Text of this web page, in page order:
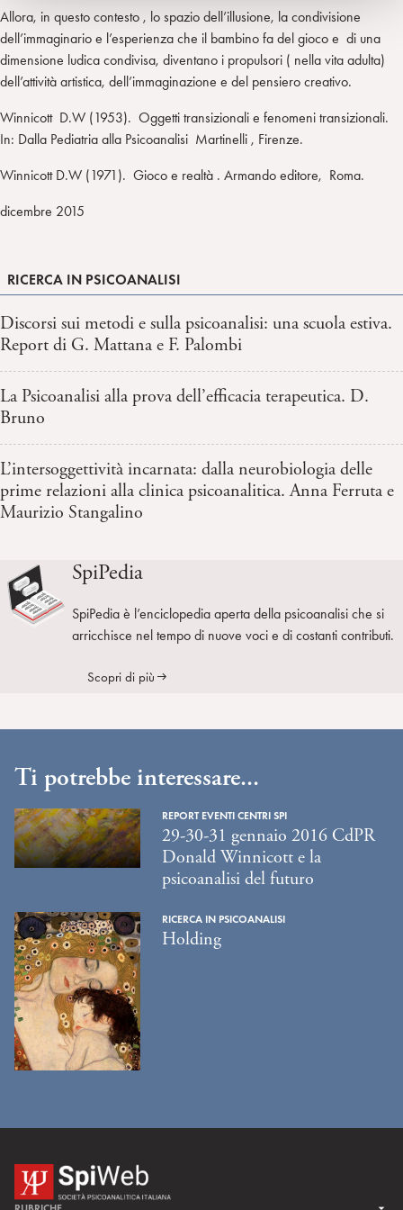
Allora, in questo contesto , lo spazio dell’illusione, la condivisione
dell’immaginario e l’esperienza che il bambino fa del gioco e di una
dimensione ludica condivisa, diventano i propulsori ( nella vita adulta)
dell’attività artistica, dell’immaginazione e del pensiero creativo.
Winnicott D.W (1953). Oggetti transizionali e fenomeni transizionali.
In: Dalla Pediatria alla Psicoanalisi Martinelli , Firenze.
Winnicott D.W (1971). Gioco e realtà . Armando editore, Roma.
dicembre 2015
RICERCA IN PSICOANALISI
Discorsi sui metodi e sulla psicoanalisi: una scuola estiva.
Report di G. Mattana e F. Palombi
La Psicoanalisi alla prova dell’efficacia terapeutica. D.
Bruno
L’intersoggettività incarnata: dalla neurobiologia delle
prime relazioni alla clinica psicoanalitica. Anna Ferruta e
Maurizio Stangalino
SpiPedia
SpiPedia è l’enciclopedia aperta della psicoanalisi che si
arricchisce nel tempo di nuove voci e di costanti contributi.
Scopri di più
Ti potrebbe interessare...
REPORT EVENTI CENTRI SPI
29-30-31 gennaio 2016 CdPR
Donald Winnicott e la
psicoanalisi del futuro
RICERCA IN PSICOANALISI
Holding